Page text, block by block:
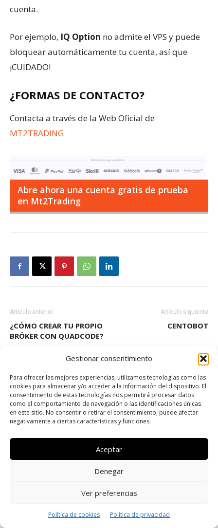
Gestionar consentimiento
Para ofrecer las mejores experiencias, utilizamos tecnologías como las
cookies para almacenar y/o acceder a la información del dispositivo. El
consentimiento de estas tecnologías nos permitirá procesar datos
como el comportamiento de navegación o las identificaciones únicas
en este sitio. No consentir o retirar el consentimiento, puede afectar
negativamente a ciertas características y funciones.
Aceptar
Denegar
Ver preferencias
Política de cookies Política de privacidad
cuenta.
Por ejemplo, IQ Option no admite el VPS y puede
bloquear automáticamente tu cuenta, así que
¡CUIDADO!
¿FORMAS DE CONTACTO?
Contacta a través de la Web Oficial de
MT2TRADING
Abre ahora una cuenta gratis de prueba
en Mt2Trading
Artículo anterior
¿CÓMO CREAR TU PROPIO
BRÓKER CON QUADCODE?
Artículo siguiente
CENTOBOT
Director y desarrollador de emprendimientos online.
criptomonedas. Investigador de nuevos mercados disponibles
a personas con cocimiento financiero.